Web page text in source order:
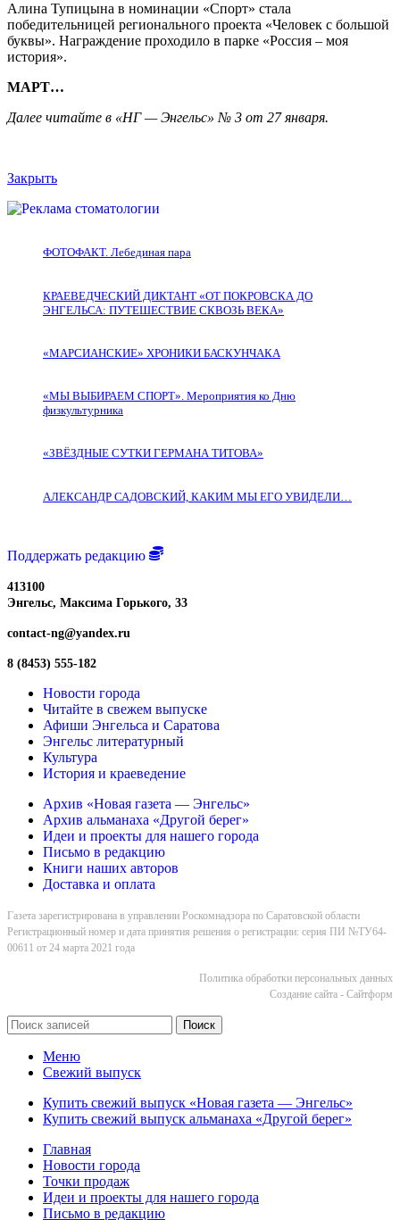
Алина Тупицына в номинации «Спорт» стала
победительницей регионального проекта «Человек с большой
буквы». Награждение проходило в парке «Россия – моя
история».
МАРТ…
Далее читайте в «НГ — Энгельс» № 3 от 27 января.
Закрыть
ФОТОФАКТ. Лебединая пара
КРАЕВЕДЧЕСКИЙ ДИКТАНТ «ОТ ПОКРОВСКА ДО
ЭНГЕЛЬСА: ПУТЕШЕСТВИЕ СКВОЗЬ ВЕКА»
«МАРСИАНСКИЕ» ХРОНИКИ БАСКУНЧАКА
«МЫ ВЫБИРАЕМ СПОРТ». Мероприятия ко Дню
физкультурника
«ЗВЁЗДНЫЕ СУТКИ ГЕРМАНА ТИТОВА»
АЛЕКСАНДР САДОВСКИЙ, КАКИМ МЫ ЕГО УВИДЕЛИ…
Поддержать редакцию
413100
Энгельс, Максима Горького, 33
contact-ng@yandex.ru
8 (8453) 555-182
Новости города
Читайте в свежем выпуске
Афиши Энгельса и Саратова
Энгельс литературный
Культура
История и краеведение
Архив «Новая газета — Энгельс»
Архив альманаха «Другой берег»
Идеи и проекты для нашего города
Письмо в редакцию
Книги наших авторов
Доставка и оплата
Газета зарегистрирована в управлении Роскомнадзора по Саратовской области
Регистрационный номер и дата принятия решения о регистрации: серия ПИ №ТУ64-
00611 от 24 марта 2021 года
Политика обработки персональных данных
Cоздание сайта - Сайтформ
Поиск
Меню
Свежий выпуск
Купить свежий выпуск «Новая газета — Энгельс»
Купить свежий выпуск альманаха «Другой берег»
Главная
Новости города
Точки продаж
Идеи и проекты для нашего города
Письмо в редакцию